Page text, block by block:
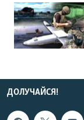
ДОЛУЧАЙСЯ!